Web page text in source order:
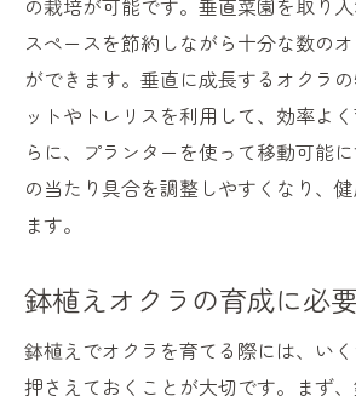
の栽培が可能です。垂直菜園を取り
スペースを節約しながら十分な数の
ができます。垂直に成長するオクラ
ットやトレリスを利用して、効率よ
らに、プランターを使って移動可能
の当たり具合を調整しやすくなり、
ます。
鉢植えオクラの育成に必
鉢植えでオクラを育てる際には、い
押さえておくことが大切です。まず